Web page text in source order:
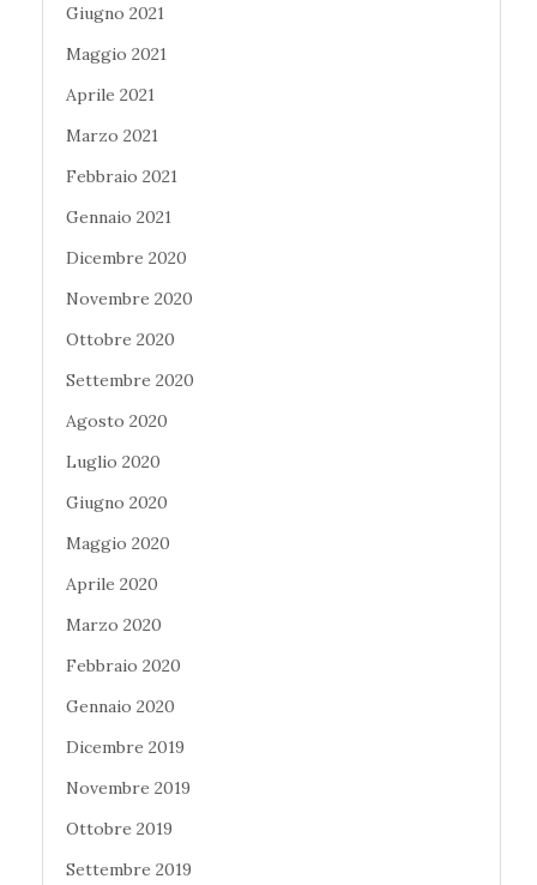
Giugno 2021
Maggio 2021
Aprile 2021
Marzo 2021
Febbraio 2021
Gennaio 2021
Dicembre 2020
Novembre 2020
Ottobre 2020
Settembre 2020
Agosto 2020
Luglio 2020
Giugno 2020
Maggio 2020
Aprile 2020
Marzo 2020
Febbraio 2020
Gennaio 2020
Dicembre 2019
Novembre 2019
Ottobre 2019
Settembre 2019